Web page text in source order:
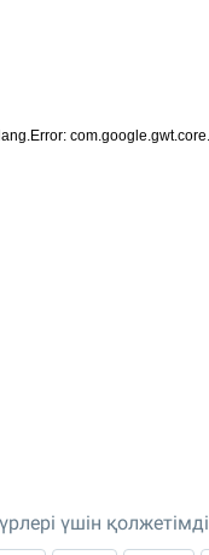
үшін қолжетімді